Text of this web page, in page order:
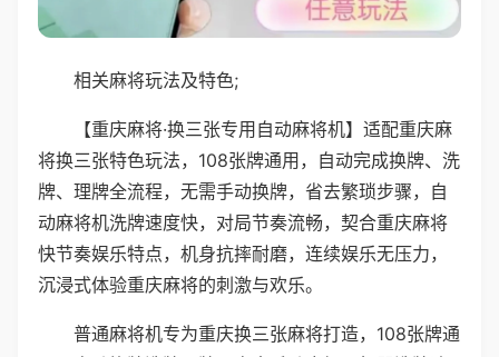
相关麻将玩法及特色;
【重庆麻将·换三张专用自动麻将机】适配重庆麻
将换三张特色玩法，108张牌通用，自动完成换牌、洗
牌、理牌全流程，无需手动换牌，省去繁琐步骤，自
动麻将机洗牌速度快，对局节奏流畅，契合重庆麻将
快节奏娱乐特点，机身抗摔耐磨，连续娱乐无压力，
沉浸式体验重庆麻将的刺激与欢乐。
普通麻将机专为重庆换三张麻将打造，108张牌通